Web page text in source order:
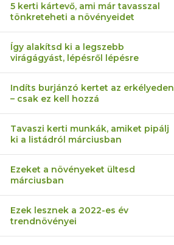
5 kerti kártevő, ami már tavasszal
tönkreteheti a növényeidet
Így alakítsd ki a legszebb
virágágyást, lépésről lépésre
Indíts burjánzó kertet az erkélyeden
– csak ez kell hozzá
Tavaszi kerti munkák, amiket pipálj
ki a listádról márciusban
Ezeket a növényeket ültesd
márciusban
Ezek lesznek a 2022-es év
trendnövényei